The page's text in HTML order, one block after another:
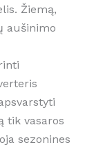
Žiemą,
aušinimo
tik vasaros
sezonines